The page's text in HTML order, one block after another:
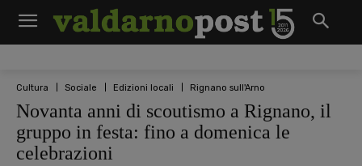
Cultura Sociale Edizioni locali Rignano sull'Arno
Novanta anni di scoutismo a Rignano, il
gruppo in festa: fino a domenica le
celebrazioni